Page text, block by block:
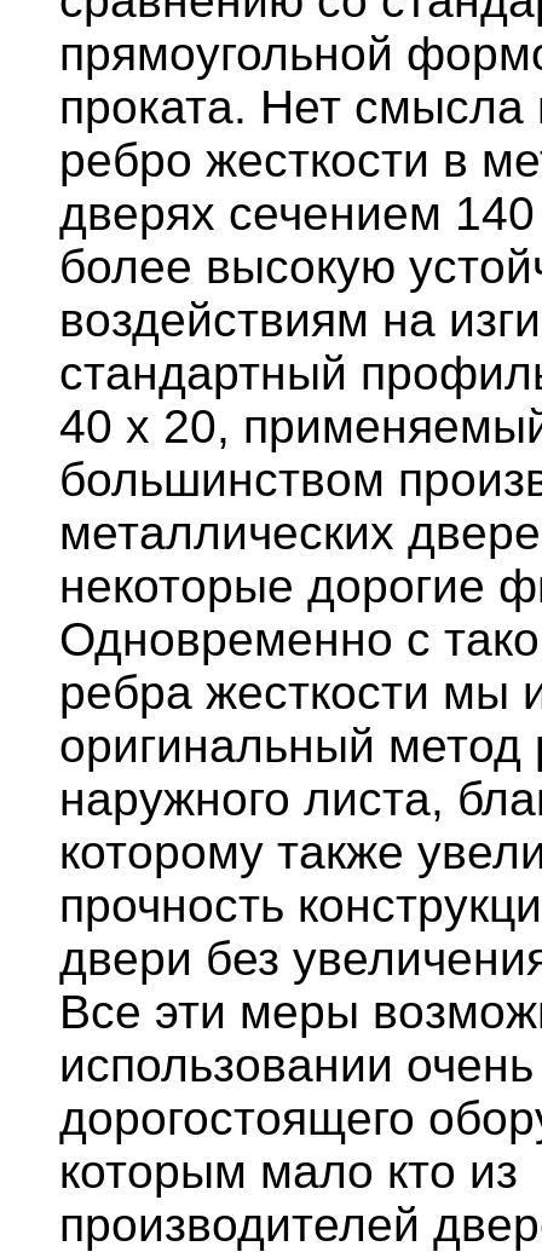
прямоугольной
проката. Нет смысла
ребро жесткости в
дверях сечением
более высокую
воздействиям на
стандартный
40 х 20,
большинством
металлических
некоторые дорогие
Одновременно с
ребра жесткости мы
оригинальный метод
наружного листа,
которому также
прочность
двери без
Все эти меры
использовании
дорогостоящего
которым мало кто из
производителей